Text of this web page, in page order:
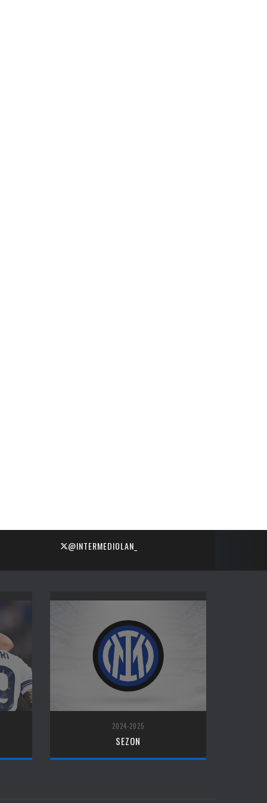
@INTERMEDIOLAN_
2024-2025
SEZON